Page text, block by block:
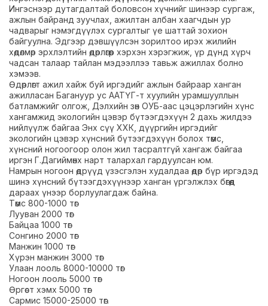
Ингэснээр дутагдалтай боловсон хүчнийг шинээр сургаж,
ажлын байранд зуучлах, ажилтан албан хаагчдын ур
чадварыг нэмэгдүүлэх сургалтыг үе шаттай зохион
байгуулна. Эдгээр дэвшүүлсэн зорилтоо ирэх жилийн
хөдөлмөр эрхлэлтийн өдөрлөгөөр хэрхэн хэрэгжиж, үр дүнд хүрч
чадсан талаар тайлан мэдээллээ тавьж ажиллах болно
хэмээв.
Өдөрлөгт ажил хайж буй иргэдийг ажлын байраар ханган
ажилласан Багануур ус ААТҮГ-т хуулийн урамшууллын
батламжийг олгож, Дэлхийн зөн ОУБ-аас цэцэрлэгийн хүнс
хангамжид экологийн цэвэр бүтээгдэхүүн 2 дахь жилдээ
нийлүүлж байгаа Энх сүү ХХК, дүүргийн иргэдийг
экологийн цэвэр хүнсний бүтээгдэхүүн болох төмс,
хүнсний ногоогоор олон жил тасралтгүй хангаж байгаа
иргэн Г.Дагиймөнх нарт талархал гардуулсан юм.
Намрын ногоон өдрүүд үзэсгэлэн худалдаа өдөр бүр иргэдэд
шинэ хүнсний бүтээгдэхүүнээр ханган үргэлжлэх бөгөөд
дараах үнээр борлуулагдаж байна.
Төмс 800-1000 төг
Лууван 2000 төг
Байцаа 1000 төг
Сонгино 2000 төг
Манжин 1000 төг
Хүрэн манжин 3000 төг
Улаан лооль 8000-10000 төг
Ногоон лооль 5000 төг
Өргөст хэмх 5000 төг
Сармис 15000-25000 төг.